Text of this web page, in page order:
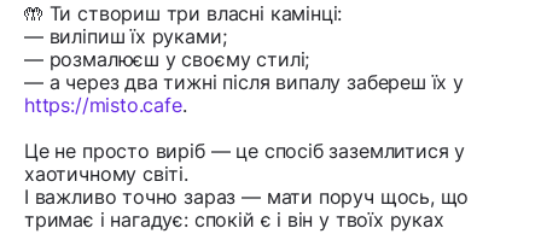
🤲 Ти створиш три власні камінці:
— виліпиш їх руками;
— розмалюєш у своєму стилі;
— а через два тижні після випалу забереш їх у
https://misto.cafe.
Це не просто виріб — це спосіб заземлитися у
хаотичному світі.
І важливо точно зараз — мати поруч щось, що
тримає і нагадує: спокій є і він у твоїх руках